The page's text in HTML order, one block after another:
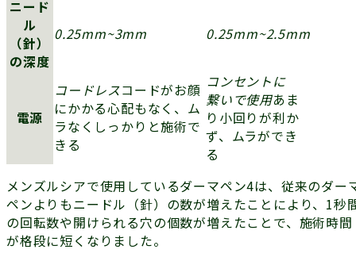
ニード
ル
（針）
の深度
0.25mm~3mm 0.25mm~2.5mm
電源
コードレスコードがお顔
にかかる心配もなく、ム
ラなくしっかりと施術で
きる
コンセントに
繋いで使用あま
り小回りが利か
ず、ムラができ
る
メンズルシアで使用しているダーマペン4は、従来のダー
ペンよりもニードル（針）の数が増えたことにより、1秒
の回転数や開けられる穴の個数が増えたことで、施術時間
が格段に短くなりました。